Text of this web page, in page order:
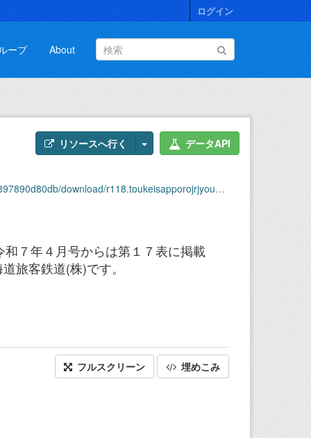
ログイン
ープ About
リソースへ行く データAPI
download/r118.toukeisapporojrjyousya.csv
７年４月号からは第１７表に掲載
旅客鉄道(株)です。
フルスクリーン 埋めこみ